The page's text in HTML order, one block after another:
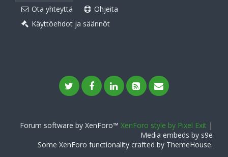
Ota yhteyttä
Ohjeita
Käyttöehdot ja säännöt
Forum software by XenForo™ XenForo style by Pixel Exit |
Media embeds by s9e
Some XenForo functionality crafted by ThemeHouse.